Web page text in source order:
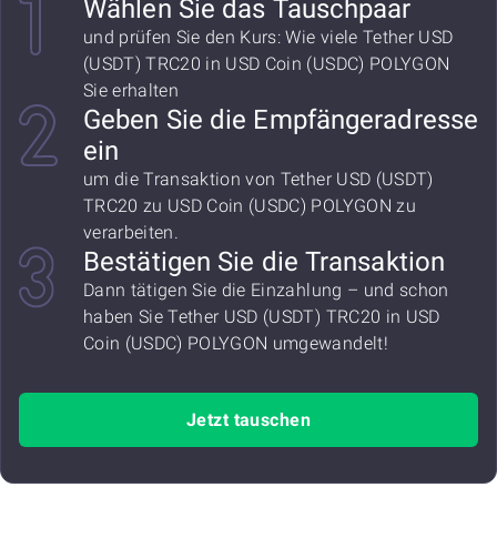
Wählen Sie das Tauschpaar
und prüfen Sie den Kurs: Wie viele Tether USD
(USDT) TRC20 in USD Coin (USDC) POLYGON
Sie erhalten
Geben Sie die Empfängeradresse
ein
um die Transaktion von Tether USD (USDT)
TRC20 zu USD Coin (USDC) POLYGON zu
verarbeiten.
Bestätigen Sie die Transaktion
Dann tätigen Sie die Einzahlung – und schon
haben Sie Tether USD (USDT) TRC20 in USD
Coin (USDC) POLYGON umgewandelt!
Jetzt tauschen